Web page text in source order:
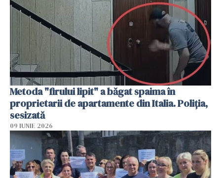
Metoda "firului lipit" a băgat spaima în
proprietarii de apartamente din Italia. Poliția,
sesizată
09 IUNIE 2026